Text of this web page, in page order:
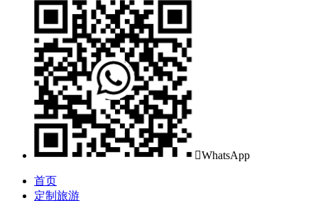
WhatsApp
首页
定制旅游